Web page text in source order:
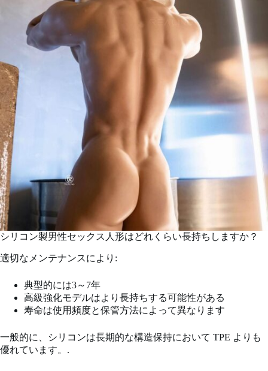
シリコン製男性セックス人形はどれくらい長持ちしますか？
適切なメンテナンスにより:
典型的には3～7年
高級強化モデルはより長持ちする可能性がある
寿命は使用頻度と保管方法によって異なります
一般的に、シリコンは長期的な構造保持において TPE よりも
優れています。.